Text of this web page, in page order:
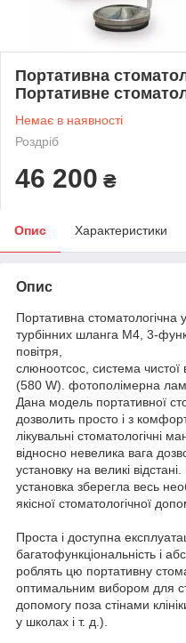
Портативна
Портативне
Немає в наявності
Роздріб
46 200 ₴
Опис Характеристики
Опис
Портативна стоматологічна
турбінних шланга M4, 3-
повітря,
слюноотсос, система
(580 W). фотополімерна
Дана модель портативної
дозволить просто і з
лікувальні стоматологічні
відносно невелика вага
установку на великі
установка зберегла весь
якісної стоматологічної
Проста і доступна
багатофункціональність і
роблять цю портативну
оптимальним вибором для
допомогу поза стінами
у школах і т. д.).